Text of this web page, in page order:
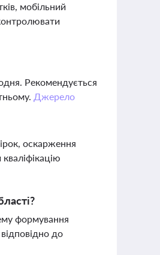
мобільний
Рекомендується
Джерело
оскарження
формування
до